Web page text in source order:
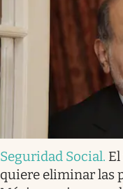
Seguridad Social.
quiere eliminar las